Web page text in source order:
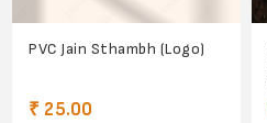
PVC Jain Sthambh (Logo)
₹ 25.00